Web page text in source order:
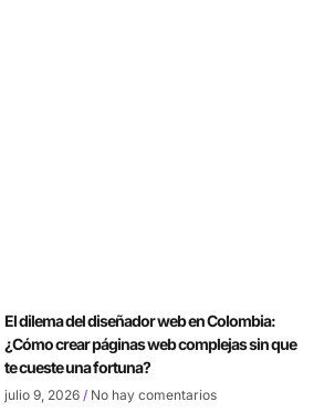
El dilema del diseñador web en Colombia:
¿Cómo crear páginas web complejas sin que
te cueste una fortuna?
julio 9, 2026 No hay comentarios